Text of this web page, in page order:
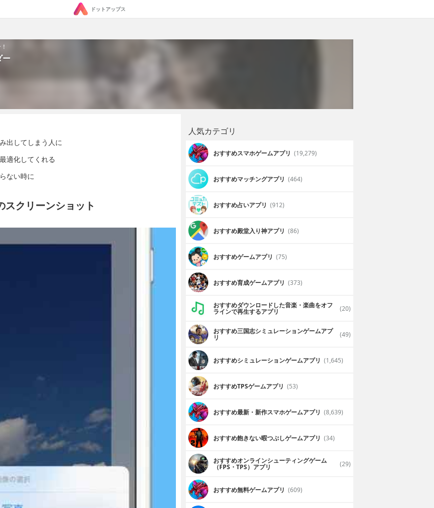
ドットアップス
ー
出してしまう人に
適化してくれる
ない時に
クリーンショット
人気カテゴリ
おすすめスマホゲームアプリ (19,279)
おすすめマッチングアプリ (464)
おすすめ占いアプリ (912)
おすすめ殿堂入り神アプリ (86)
おすすめゲームアプリ (75)
おすすめ育成ゲームアプリ (373)
おすすめダウンロードした音楽・楽曲をオフ
ラインで再生するアプリ (20)
おすすめ三国志シミュレーションゲームアプ
リ (49)
おすすめシミュレーションゲームアプリ (1,645)
おすすめTPSゲームアプリ (53)
おすすめ最新・新作スマホゲームアプリ (8,639)
おすすめ飽きない暇つぶしゲームアプリ (34)
おすすめオンラインシューティングゲーム
（FPS・TPS）アプリ (29)
おすすめ無料ゲームアプリ (609)